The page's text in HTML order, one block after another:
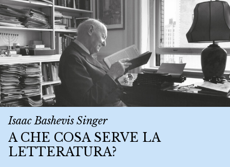
Isaac Bashevis Singer
A CHE COSA SERVE LA
LETTERATURA?